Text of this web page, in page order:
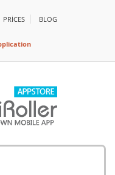
PRİCES BLOG